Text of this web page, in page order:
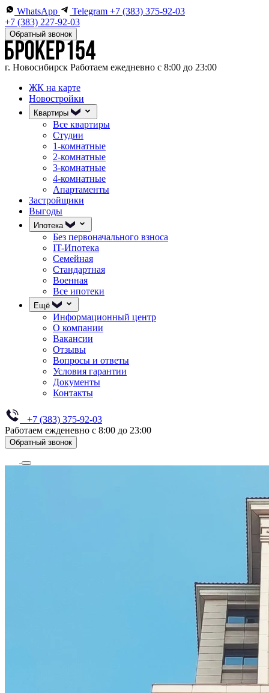
WhatsApp Telegram +7 (383) 375-92-03
+7 (383) 227-92-03
Обратный звонок
г. Новосибирск Работаем ежедневно с 8:00 до 23:00
ЖК на карте
Новостройки
Квартиры
Все квартиры
Студии
1-комнатные
2-комнатные
3-комнатные
4-комнатные
Апартаменты
Застройщики
Выгоды
Ипотека
Без первоначального взноса
IT-Ипотека
Семейная
Стандартная
Военная
Все ипотеки
Ещё
Информационный центр
О компании
Вакансии
Отзывы
Вопросы и ответы
Условия гарантии
Документы
Контакты
+7 (383) 375-92-03
Работаем ежденевно с 8:00 до 23:00
Обратный звонок